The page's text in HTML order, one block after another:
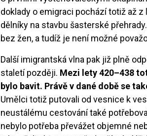
doklady o emigraci pochází totiž až
dělníky na stavbu šasterské
bez žen, a tudíž je není možné
Další imigrantská vlna pak již plně
staletí později. Mezi lety 420–438
bylo bavit. Právě v dané době se
Umělci totiž putovali od vesnice k
neustálému cestování také
nebylo potřeba převážet objemné